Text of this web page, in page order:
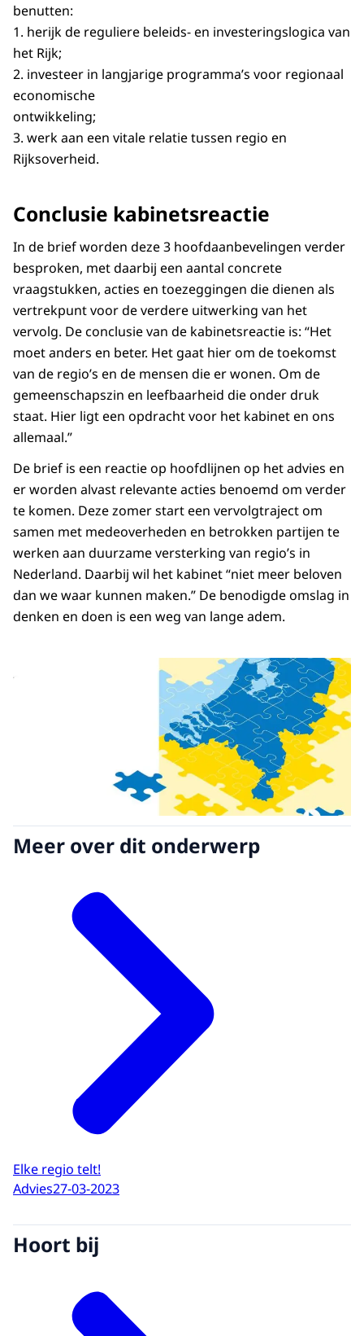
benutten:
1. herijk de reguliere beleids- en investeringslogica van
het Rijk;
2. investeer in langjarige programma’s voor regionaal
economische
ontwikkeling;
3. werk aan een vitale relatie tussen regio en
Rijksoverheid.
Conclusie kabinetsreactie
In de brief worden deze 3 hoofdaanbevelingen verder
besproken, met daarbij een aantal concrete
vraagstukken, acties en toezeggingen die dienen als
vertrekpunt voor de verdere uitwerking van het
vervolg. De conclusie van de kabinetsreactie is: “Het
moet anders en beter. Het gaat hier om de toekomst
van de regio’s en de mensen die er wonen. Om de
gemeenschapszin en leefbaarheid die onder druk
staat. Hier ligt een opdracht voor het kabinet en ons
allemaal.”
De brief is een reactie op hoofdlijnen op het advies en
er worden alvast relevante acties benoemd om verder
te komen. Deze zomer start een vervolgtraject om
samen met medeoverheden en betrokken partijen te
werken aan duurzame versterking van regio’s in
Nederland. Daarbij wil het kabinet “niet meer beloven
dan we waar kunnen maken.” De benodigde omslag in
denken en doen is een weg van lange adem.
Meer over dit onderwerp
Elke regio telt!
Advies27-03-2023
Hoort bij